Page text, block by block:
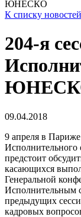
ЮНЕСКО
К списку новостей
204-я
09.04.2018
9 апреля в Париже
предстоит
касающихся
Генеральной
Исполнительным
предыдущих
кадровых